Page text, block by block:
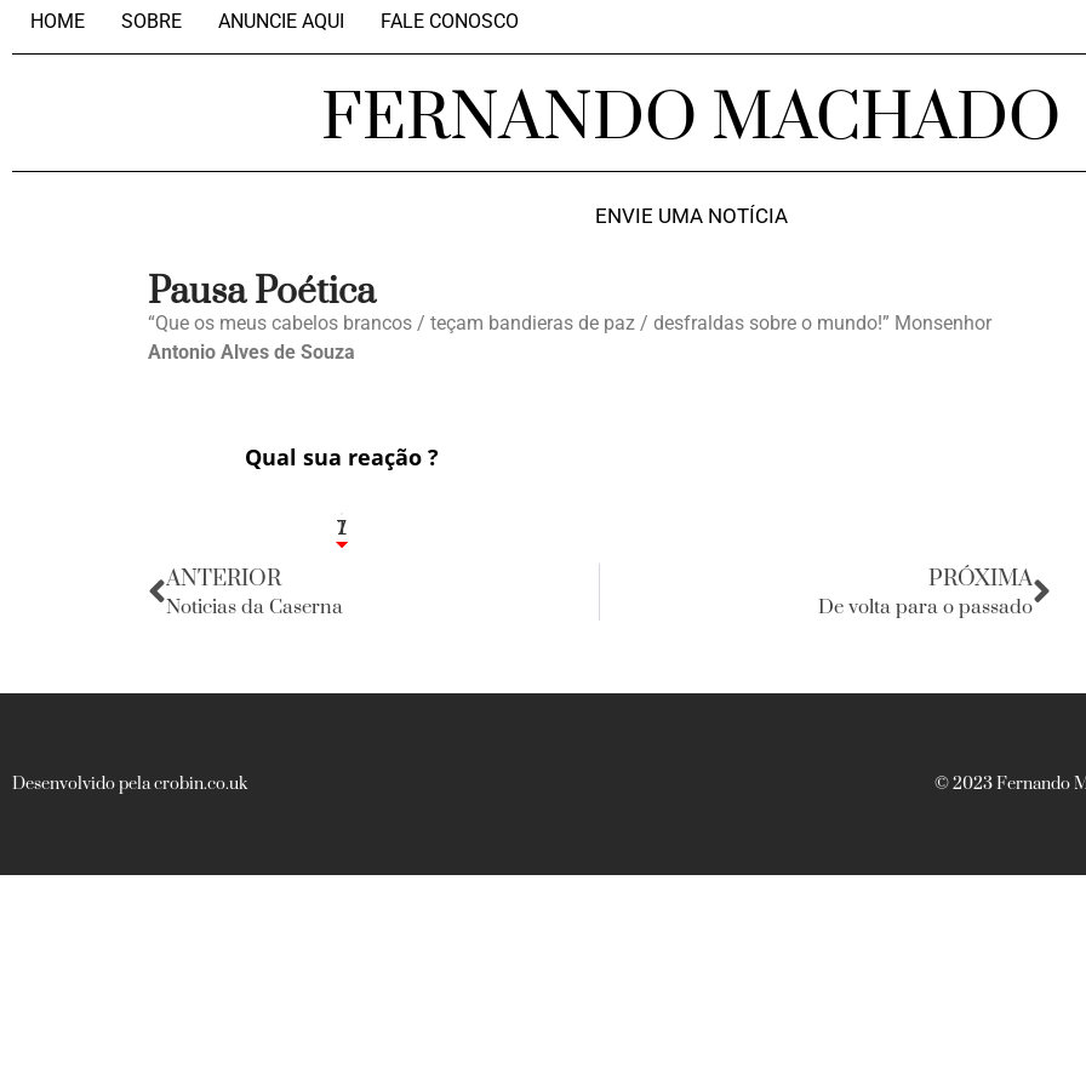
HOME SOBRE ANUNCIE AQUI FALE CONOSCO
FERNANDO MACHADO
ENVIE UMA NOTÍCIA
Pausa Poética
“Que os meus cabelos brancos / teçam bandieras de paz / desfraldas sobre o mundo!” Monsenhor
Antonio Alves de Souza
Qual sua reação ?
1
7
ANTERIOR
Noticias da Caserna
PRÓXIMA
De volta para o passado
Desenvolvido pela crobin.co.uk © 2023 Fernando